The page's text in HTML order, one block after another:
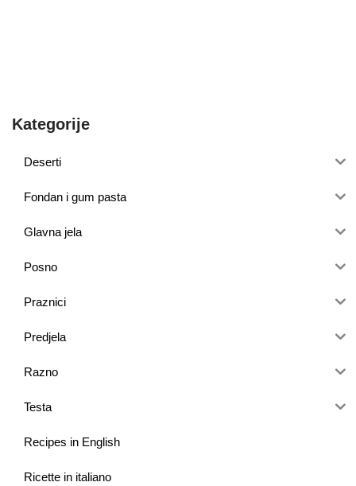
Kategorije
Deserti
Fondan i gum pasta
Glavna jela
Posno
Praznici
Predjela
Razno
Testa
Recipes in English
Ricette in italiano